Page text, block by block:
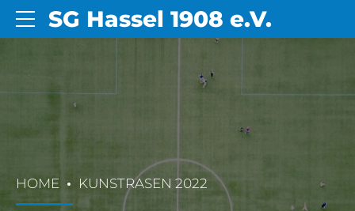
SG Hassel 1908 e.V.
HOME KUNSTRASEN 2022